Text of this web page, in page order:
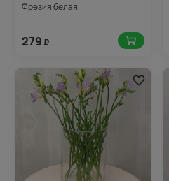
Фрезия белая
279 ₽